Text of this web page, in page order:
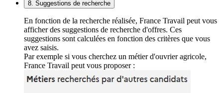
8. Suggestions de recherche
En fonction de la recherche réalisée, France Travail peut vous
afficher des suggestions de recherche d'offres. Ces
suggestions sont calculées en fonction des critères que vous
avez saisis.
Par exemple si vous cherchez un métier d'ouvrier agricole,
France Travail peut vous proposer :